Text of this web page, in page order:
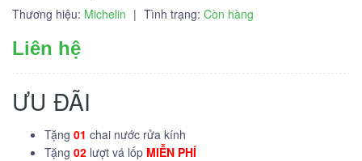
Thương hiệu: Michelin | Tình trạng: Còn hàng
Liên hệ
ƯU ĐÃI
Tặng 01 chai nước rửa kính
Tặng 02 lượt vá lốp MIỄN PHÍ